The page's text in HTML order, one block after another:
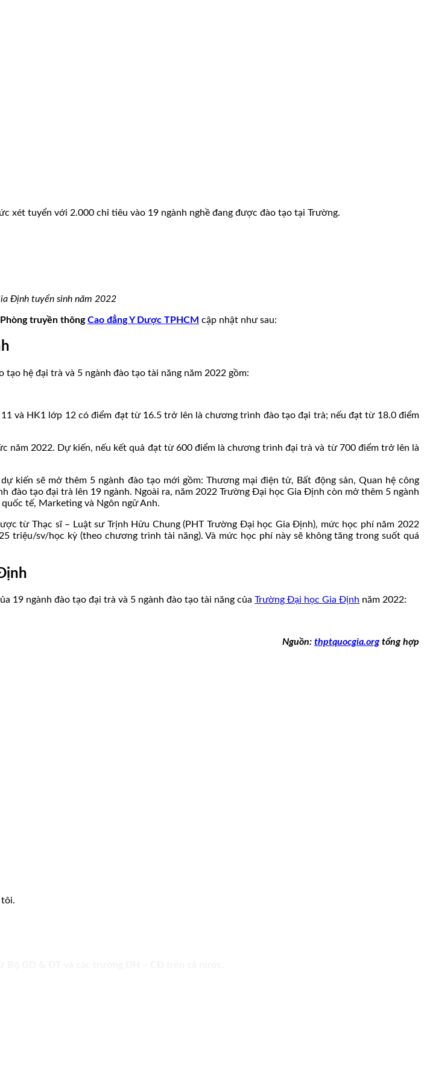
xét tuyển với 2.000 chỉ tiêu vào 19 ngành nghề đang được đào tạo tại Trường.
Định tuyển sinh năm 2022
Phòng truyền thôngCao đẳng Y Dược TPHCM cập nhật như sau:
hệ đại trà và 5 ngành đào tạo tài năng năm 2022 gồm:
và HK1 lớp 12 có điểm đạt từ 16.5 trở lên là chương trình đào tạo đại trà; nếu đạt từ 18.0 điểm
2022. Dự kiến, nếu kết quả đạt từ 600 điểm là chương trình đại trà và từ 700 điểm trở lên là
kiến sẽ mở thêm 5 ngành đào tạo mới gồm: Thương mại điện tử, Bất động sản, Quan hệ công
đào tạo đại trà lên 19 ngành. Ngoài ra, năm 2022 Trường Đại học Gia Định còn mở thêm 5 ngành
tế, Marketing và Ngôn ngữ Anh.
từ Thạc sĩ – Luật sư Trịnh Hữu Chung (PHT Trường Đại học Gia Định), mức học phí năm 2022
sv/học kỳ (theo chương trình tài năng). Và mức học phí này sẽ không tăng trong suốt quá
19 ngành đào tạo đại trà và 5 ngành đào tạo tài năng của Trường Đại học Gia Định năm 2022:
Nguồn: thptquocgia.orgtổng hợp
tôi.